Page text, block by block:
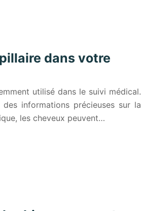
dans votre
utilisé dans le suivi médical.
informations précieuses sur la
les cheveux peuvent…